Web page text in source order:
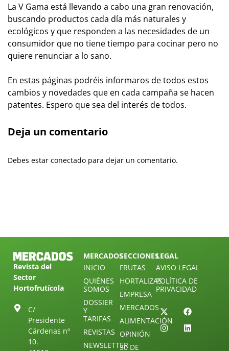
La V Gama está llevando a cabo una gran renovación,
buscando productos cada día más naturales y
ecológicos y que responden a las necesidades de un
consumidor que no tiene tiempo para cocinar pero no
quiere renunciar a lo sano.
En estas páginas podréis informaros de todos estos
cambios y novedades que en cada campaña se hacen
patentes. Espero que sea del interés de todos.
Deja un comentario
Debes estar conectado para dejar un comentario.
Revista del
Sector
Hortofrutícola
C/
Presidente
Cárdenas nº
10.
MERCADOS
INICIO
QUIÉNES
SOMOS
DOSSIER
Y
TARIFAS
REVISTAS
NEWSLETTER
SECCIONES
FRUTAS
HORTALIZAS
EMPRESA
MERCADOS
ALIMENTACIÓN
OPINIÓN
30 DE
LEGAL
AVISO LEGAL
POLÍTICA DE
PRIVACIDAD